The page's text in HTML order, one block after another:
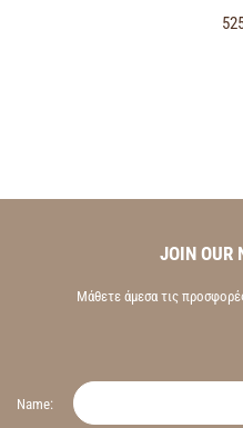
JOIN OUR
Μάθετε άμεσα τις
Name: